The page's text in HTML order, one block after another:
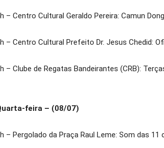
– Centro Cultural Geraldo Pereira: Camun
– Centro Cultural Prefeito Dr. Jesus Chedid:
– Clube de Regatas Bandeirantes (CRB):
feira – (08/07)
– Pergolado da Praça Raul Leme: Som das 11